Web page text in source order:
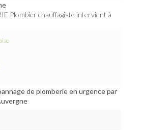
Plombier chauffagiste intervient à
de plomberie en urgence par